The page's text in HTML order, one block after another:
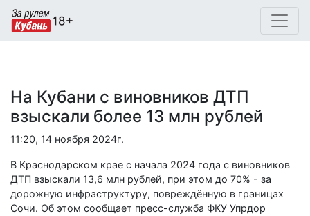
На Кубани с виновников ДТП
взыскали более 13 млн рублей
11:20, 14 ноября 2024г.
В Краснодарском крае с начала 2024 года с виновников
ДТП взыскали 13,6 млн рублей, при этом до 70% - за
дорожную инфраструктуру, повреждённую в границах
Сочи. Об этом сообщает пресс-служба ФКУ Упрдор